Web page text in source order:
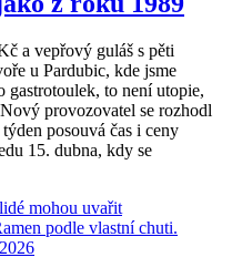
a vepřový guláš s pěti
u Pardubic, kde jsme
gastrotoulek, to není utopie,
provozovatel se rozhodl
posouvá čas i ceny
15. dubna, kdy se